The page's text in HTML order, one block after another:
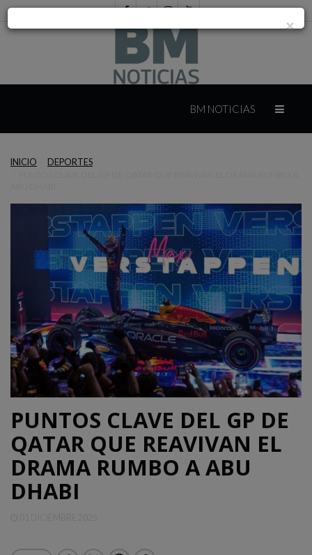
YUCATÁN
CAMPECHE
QUINTANA
ROO
DEPORTES
ENTRETENIMIENTO
OPINIÓN
BM NOTICIAS
INICIO
DEPORTES
PUNTOS CLAVE DEL GP DE
QATAR QUE REAVIVAN EL
DRAMA RUMBO A ABU
DHABI
×